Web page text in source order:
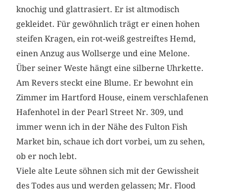
knochig und glatt­rasiert. Er ist altmodisch
gekleidet. Für gewöhnlich trägt er einen hohen
steifen Kragen, ein rot-weiß gestreiftes Hemd,
einen Anzug aus Wollserge und eine Melone.
Über seiner Weste hängt eine silberne Uhrkette.
Am Revers steckt eine Blume. Er bewohnt ein
Zimmer im Hartford House, einem verschlafenen
Hafenhotel in der Pearl Street Nr. 309, und
immer wenn ich in der Nähe des Fulton Fish
Market bin, schaue ich dort vorbei, um zu sehen,
ob er noch lebt.
Viele alte Leute söhnen sich mit der Gewissheit
des Todes aus und werden gelassen; Mr. Flood